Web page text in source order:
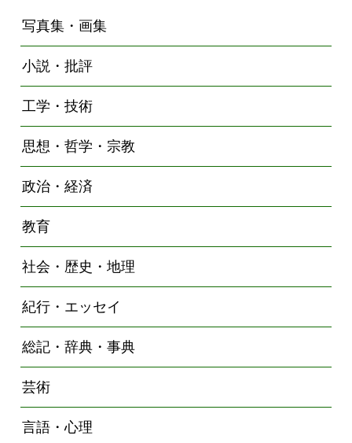
写真集・画集
小説・批評
工学・技術
思想・哲学・宗教
政治・経済
教育
社会・歴史・地理
紀行・エッセイ
総記・辞典・事典
芸術
言語・心理